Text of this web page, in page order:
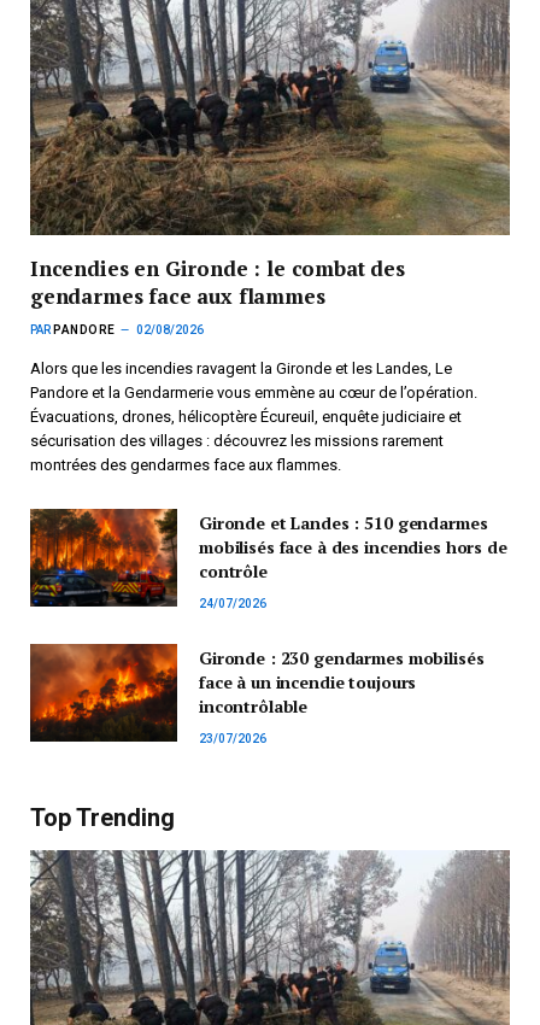
Incendies en Gironde : le combat des
gendarmes face aux flammes
PAR PANDORE 02/08/2026
Alors que les incendies ravagent la Gironde et les Landes, Le
Pandore et la Gendarmerie vous emmène au cœur de l’opération.
Évacuations, drones, hélicoptère Écureuil, enquête judiciaire et
sécurisation des villages : découvrez les missions rarement
montrées des gendarmes face aux flammes.
Gironde et Landes : 510 gendarmes
mobilisés face à des incendies hors de
contrôle
24/07/2026
Gironde : 230 gendarmes mobilisés
face à un incendie toujours
incontrôlable
23/07/2026
Top Trending